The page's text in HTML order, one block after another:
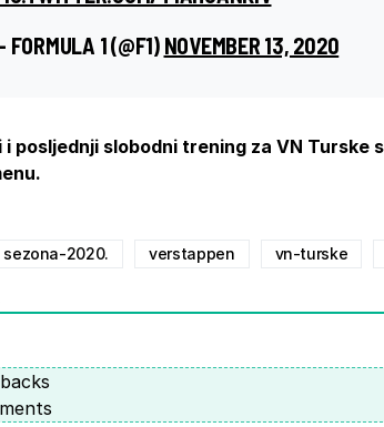
FORMULA 1 (@F1) NOVEMBER 13, 2020
i posljednji slobodni trening za VN Turske
sezona-2020. verstappen vn-turske